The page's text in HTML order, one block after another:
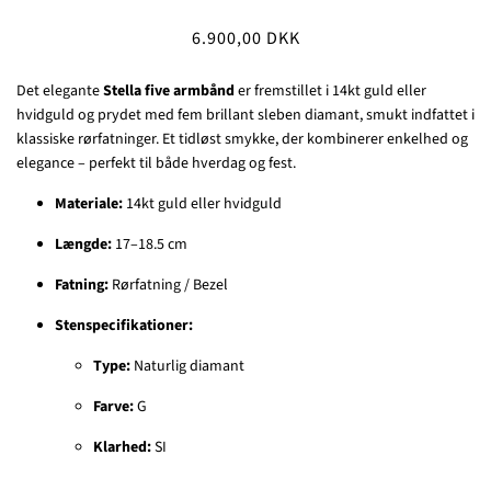
6.900,00 DKK
Det eleganteStella five armbånder fremstillet i 14kt guld eller
hvidguld og prydet med fem brillant sleben diamant, smukt indfattet i
klassiske rørfatninger. Et tidløst smykke, der kombinerer enkelhed og
elegance – perfekt til både hverdag og fest.
Materiale: 14kt guld eller hvidguld
Længde: 17–18.5 cm
Fatning: Rørfatning / Bezel
Stenspecifikationer:
Type: Naturlig diamant
Farve:G
Klarhed:SI